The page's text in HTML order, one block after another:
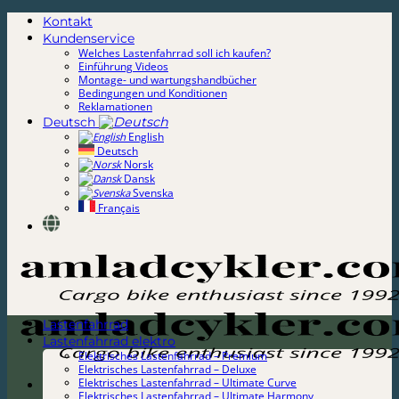
Zum
Inhalt
Kontakt
Kundenservice
Welches Lastenfahrrad soll ich kaufen?
Einführung Videos
Montage- und wartungshandbücher
Bedingungen und Konditionen
Reklamationen
Deutsch
English
Deutsch
Norsk
Dansk
Svenska
Français
Lastenfahrrad
Lastenfahrrad elektro
Elektrisches Lastenfahrrad – Premium
Elektrisches Lastenfahrrad – Deluxe
Elektrisches Lastenfahrrad – Ultimate Curve
Elektrisches Lastenfahrrad – Ultimate Harmony